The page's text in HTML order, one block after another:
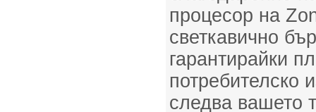
процесор на
светкавично
гарантирайки
потребителско
следва вашето